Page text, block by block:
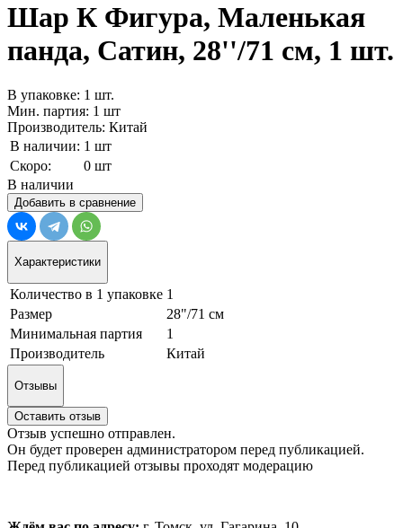
Шар К Фигура, Маленькая
панда, Сатин, 28''/71 см, 1 шт.
В упаковке: 1 шт.
Мин. партия: 1 шт
Производитель: Китай
В наличии: 1 шт
Скоро:
0 шт
В наличии
Добавить в сравнение
Характеристики
Количество в 1 упаковке 1
Размер
28"/71 см
Минимальная партия
1
Производитель
Китай
Отзывы
Оставить отзыв
Отзыв успешно отправлен.
Он будет проверен администратором перед публикацией.
Перед публикацией отзывы проходят модерацию